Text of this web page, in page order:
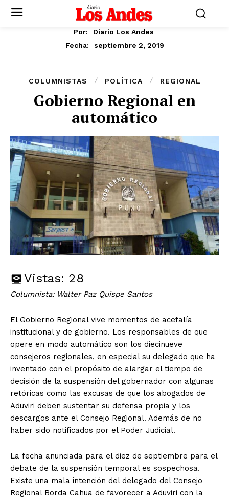
Por:
Diario Los Andes
Fecha:
septiembre 2, 2019
COLUMNISTAS POLÍTICA REGIONAL
Gobierno Regional en
automático
Vistas: 28
Columnista: Walter Paz Quispe Santos
El Gobierno Regional vive momentos de acefalía
institucional y de gobierno. Los responsables de que
opere en modo automático son los diecinueve
consejeros regionales, en especial su delegado que ha
inventado con el propósito de alargar el tiempo de
decisión de la suspensión del gobernador con algunas
retóricas como las excusas de que los abogados de
Aduviri deben sustentar su defensa propia y los
descargos ante el Consejo Regional. Además de no
haber sido notificados por el Poder Judicial.
La fecha anunciada para el diez de septiembre para el
debate de la suspensión temporal es sospechosa.
Existe una mala intención del delegado del Consejo
Regional Borda Cahua de favorecer a Aduviri con la